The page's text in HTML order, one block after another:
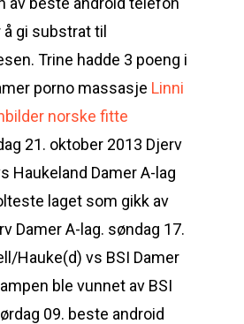
gi substrat til
Trine hadde 3 poeng i
porno massasje Linni
norske fitte
21. oktober 2013 Djerv
Haukeland Damer A-lag
laget som gikk av
Damer A-lag. søndag 17.
Hauke(d) vs BSI Damer
ble vunnet av BSI
09. beste android